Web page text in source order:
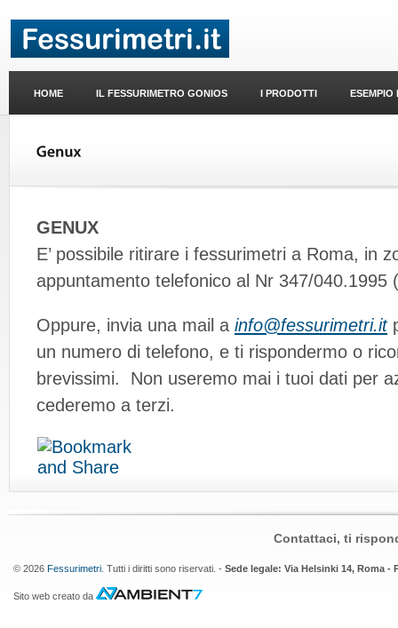
HOME IL FESSURIMETRO GONIOS I PRODOTTI ESEMPIO
GENUX
E’ possibile ritirare i fessurimetri a Roma, in
appuntamento telefonico al Nr 347/040.1995
Oppure, invia una mail a info@fessurimetri.it
un numero di telefono, e ti rispondermo o
brevissimi. Non useremo mai i tuoi dati per
cederemo a terzi.
Contattaci, ti
© 2026 Fessurimetri . Tutti i diritti sono riservati. - Sede legale: Via Helsinki 14, Roma -
Sito web creato da